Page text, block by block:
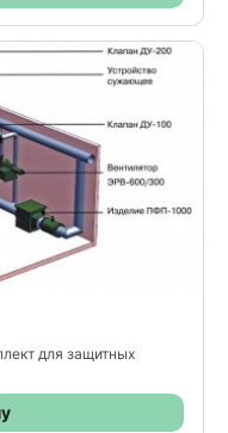
для защитных